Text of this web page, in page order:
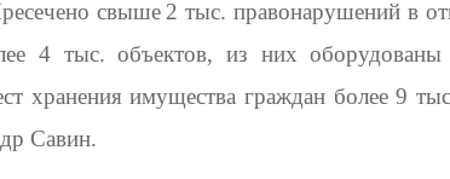
свыше 2 тыс. правонарушений в
4 тыс. объектов, из них оборудованы
хранения имущества граждан более 9
Савин.